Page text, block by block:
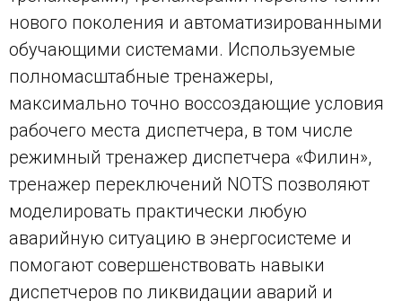
нового поколения и автоматизированными
обучающими системами. Используемые
полномасштабные тренажеры,
максимально точно воссоздающие условия
рабочего места диспетчера, в том числе
режимный тренажер диспетчера «Филин»,
тренажер переключений NOTS позволяют
моделировать практически любую
аварийную ситуацию в энергосистеме и
помогают совершенствовать навыки
диспетчеров по ликвидации аварий и